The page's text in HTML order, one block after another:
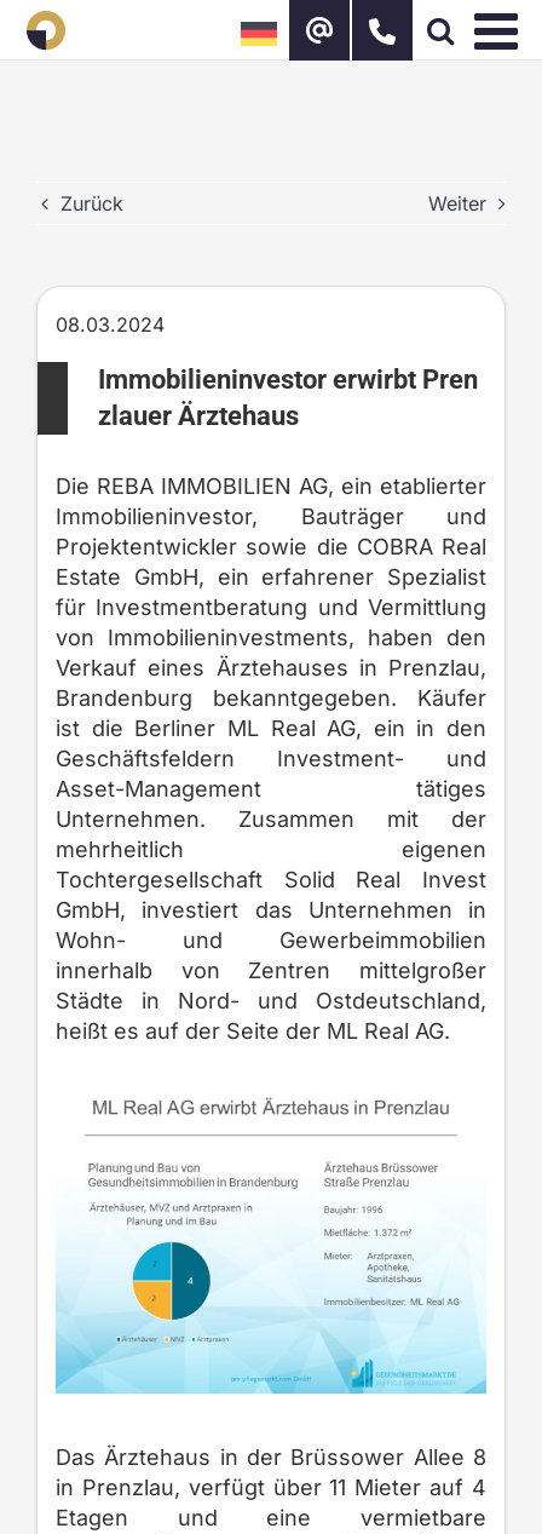
Zum
Inhalt
springen
Zurück Weiter
08.03.2024
Immobilieninvestor erwirbt Pren
zlauer Ärztehaus
Die REBA IMMOBILIEN AG, ein etablierter
Immobilieninvestor, Bauträger und
Projektentwickler sowie die COBRA Real
Estate GmbH, ein erfahrener Spezialist
für Investmentberatung und Vermittlung
von Immobilieninvestments, haben den
Verkauf eines Ärztehauses in Prenzlau,
Brandenburg bekanntgegeben. Käufer
ist die Berliner ML Real AG, ein in den
Geschäftsfeldern Investment- und
Asset-Management tätiges
Unternehmen. Zusammen mit der
mehrheitlich eigenen
Tochtergesellschaft Solid Real Invest
GmbH, investiert das Unternehmen in
Wohn- und Gewerbeimmobilien
innerhalb von Zentren mittelgroßer
Städte in Nord- und Ostdeutschland,
heißt es auf der Seite der ML Real AG.
Das Ärztehaus in der Brüssower Allee 8
in Prenzlau, verfügt über 11 Mieter auf 4
Etagen und eine vermietbare